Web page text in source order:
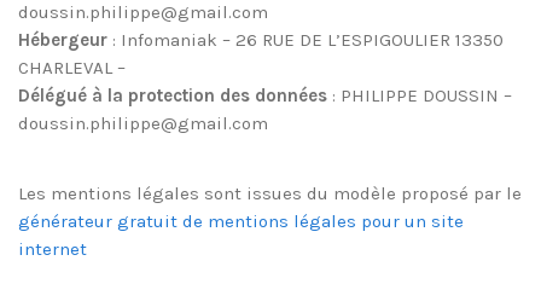
doussin.philippe@gmail.com
Hébergeur : Infomaniak – 26 RUE DE L’ESPIGOULIER 13350
CHARLEVAL –
Délégué à la protection des données : PHILIPPE DOUSSIN –
doussin.philippe@gmail.com
Les mentions légales sont issues du modèle proposé par le
générateur gratuit de mentions légales pour un site
internet